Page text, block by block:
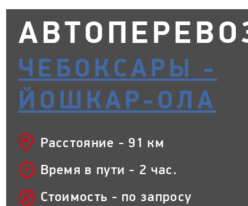
ЧЕБОКСАРЫ -
ЙОШКАР-ОЛА
Расстояние - 91 км
Время в пути - 2 час.
Стоимость - по запросу